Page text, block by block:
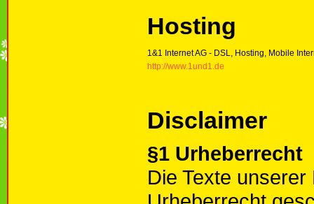
Hosting
1&1 Internet AG - DSL, Hosting, Mobile
http://www.1und1.de
Disclaimer
§1 Urheberrecht
Die Texte